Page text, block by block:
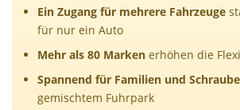
Ein Zugang für mehrere Fahrzeuge
für nur ein Auto
Mehr als 80 Marken erhöhen die
Spannend für Familien und
gemischtem Fuhrpark